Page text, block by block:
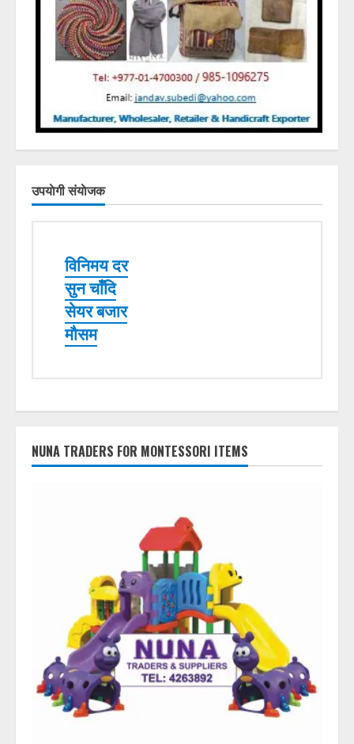
उपयाेगी संयाेजक
विनिमय दर
सुन चाँदि
सेयर बजार
मौसम
NUNA TRADERS FOR MONTESSORI ITEMS